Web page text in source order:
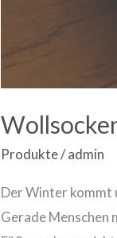
Produkte/admin
Der Winter kommt
Gerade Menschen